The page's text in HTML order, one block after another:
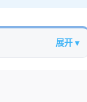
展开 ▾